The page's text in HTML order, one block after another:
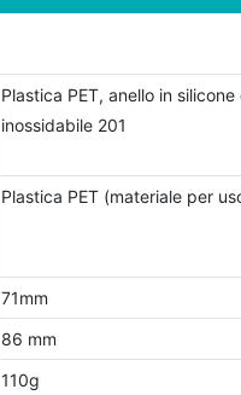
Plastica PET, anello in
inossidabile 201
Plastica PET (materiale per
71mm
86 mm
110g